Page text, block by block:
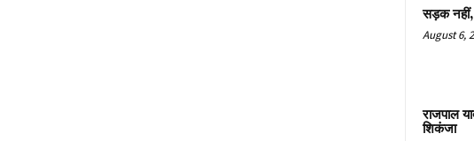
सड़क नहीं,
August 6,
राजपाल
शिकंजा